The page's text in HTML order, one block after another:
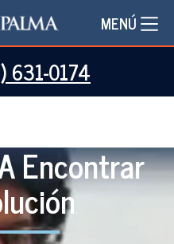
MENÚ
631-0174
Encontrar